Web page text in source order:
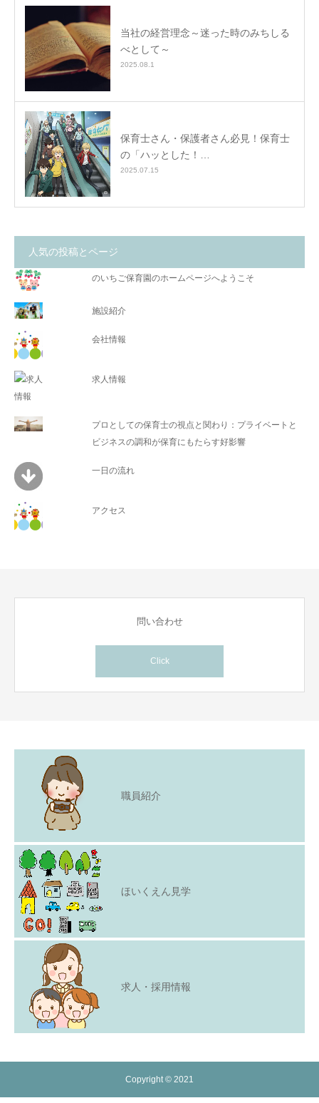
当社の経営理念～迷った時のみちしる
べとして～
2025.08.1
保育士さん・保護者さん必見！保育士
の「ハッとした！…
2025.07.15
人気の投稿とページ
のいちご保育園のホームページへようこそ
施設紹介
会社情報
求人情報
プロとしての保育士の視点と関わり：プライベートと
ビジネスの調和が保育にもたらす好影響
一日の流れ
アクセス
問い合わせ
Click
職員紹介
ほいくえん見学
求人・採用情報
Copyright © 2021